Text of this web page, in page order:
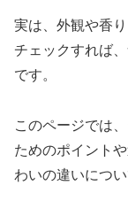
実は、外観や香
チェックすれば
です。
このページでは
ためのポイント
わいの違いにつ